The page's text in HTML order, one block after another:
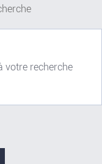
votre recherche